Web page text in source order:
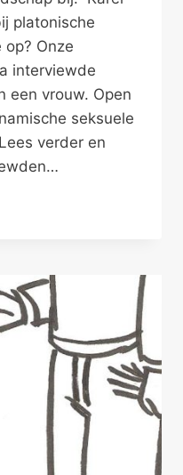
platonische
Onze
interviewde
een vrouw. Open
seksuele
verder en